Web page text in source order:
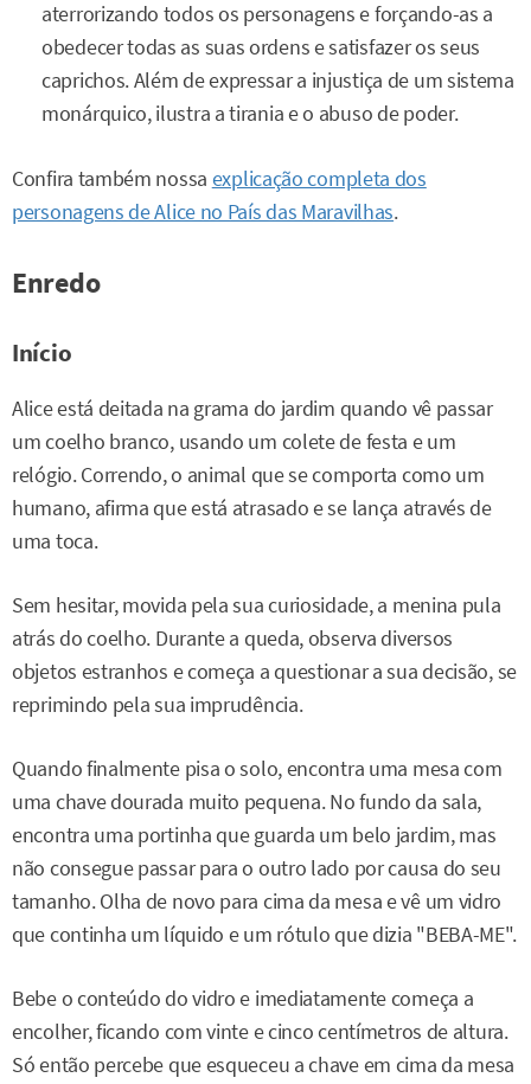
aterrorizando todos os personagens e forçando-as a
obedecer todas as suas ordens e satisfazer os seus
caprichos. Além de expressar a injustiça de um sistema
monárquico, ilustra a tirania e o abuso de poder.
Confira também nossa explicação completa dos
personagens de Alice no País das Maravilhas.
Enredo
Início
Alice está deitada na grama do jardim quando vê passar
um coelho branco, usando um colete de festa e um
relógio. Correndo, o animal que se comporta como um
humano, afirma que está atrasado e se lança através de
uma toca.
Sem hesitar, movida pela sua curiosidade, a menina pula
atrás do coelho. Durante a queda, observa diversos
objetos estranhos e começa a questionar a sua decisão, se
reprimindo pela sua imprudência.
Quando finalmente pisa o solo, encontra uma mesa com
uma chave dourada muito pequena. No fundo da sala,
encontra uma portinha que guarda um belo jardim, mas
não consegue passar para o outro lado por causa do seu
tamanho. Olha de novo para cima da mesa e vê um vidro
que continha um líquido e um rótulo que dizia "BEBA-ME".
Bebe o conteúdo do vidro e imediatamente começa a
encolher, ficando com vinte e cinco centímetros de altura.
Só então percebe que esqueceu a chave em cima da mesa